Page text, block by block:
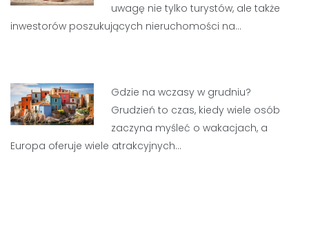
uwagę nie tylko turystów, ale także
inwestorów poszukujących nieruchomości na…
Gdzie na wczasy w grudniu?
Grudzień to czas, kiedy wiele osób
zaczyna myśleć o wakacjach, a
Europa oferuje wiele atrakcyjnych…